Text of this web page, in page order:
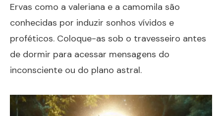
Ervas como a valeriana e a camomila são
conhecidas por induzir sonhos vívidos e
proféticos. Coloque-as sob o travesseiro antes
de dormir para acessar mensagens do
inconsciente ou do plano astral.